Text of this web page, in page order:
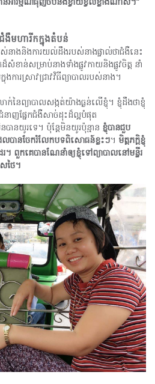
ងឺមហារីកក្នុងតំបន់
ាងនិងការយល់ដឹងរបស់នាងផ្ទាល់ថាជំងឺនេះ
ខាន់សម្រាប់នាងទាំងផ្លូវកាយនិងផ្លូវចិត្ត នាំ
ការស្រាវជ្រាវវិធីព្យាបាលរបស់នាង។
នៃព្យាបាលសង្កត់យ៉ាងធ្ងន់លើខ្ញុំ។ ខ្ញុំដឹងថាខ្ញុំ
ជំនាញផ្នែកជំងឺសាច់ដុះដ៏ល្អបំផុត
ានយូរទេ។ ប៉ុន្តែមិនយូរប៉ុន្មាន ខ្ញុំបានជួប
លបានចែករំលែកបទពិសោធន៍ខ្លះៗ។ មិត្តភក្តិខ្ញុំ
។ ពួកគេបានណែនាំឲ្យខ្ញុំទៅព្យាបាលនៅមន្ទីរ
ថៃ។